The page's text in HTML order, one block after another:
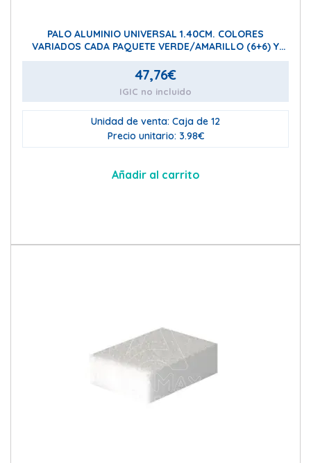
PALO ALUMINIO UNIVERSAL 1.40CM. COLORES
VARIADOS CADA PAQUETE VERDE/AMARILLO (6+6) Y
AZUL/ROJO (6+6)
47,76€
IGIC no incluido
Unidad de venta: Caja de 12
Precio unitario: 3.98€
Añadir al carrito